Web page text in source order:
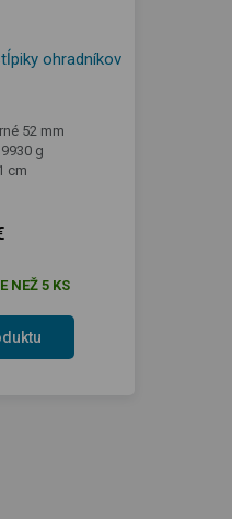
ohradníkov
52 mm
g
cm
NEŽ 5 KS